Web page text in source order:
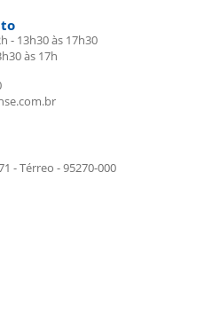
- 13h30 às 17h30
às 17h
- Térreo - 95270-000